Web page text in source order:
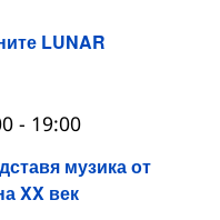
LUNAR
музика от
XX век
- 19:00